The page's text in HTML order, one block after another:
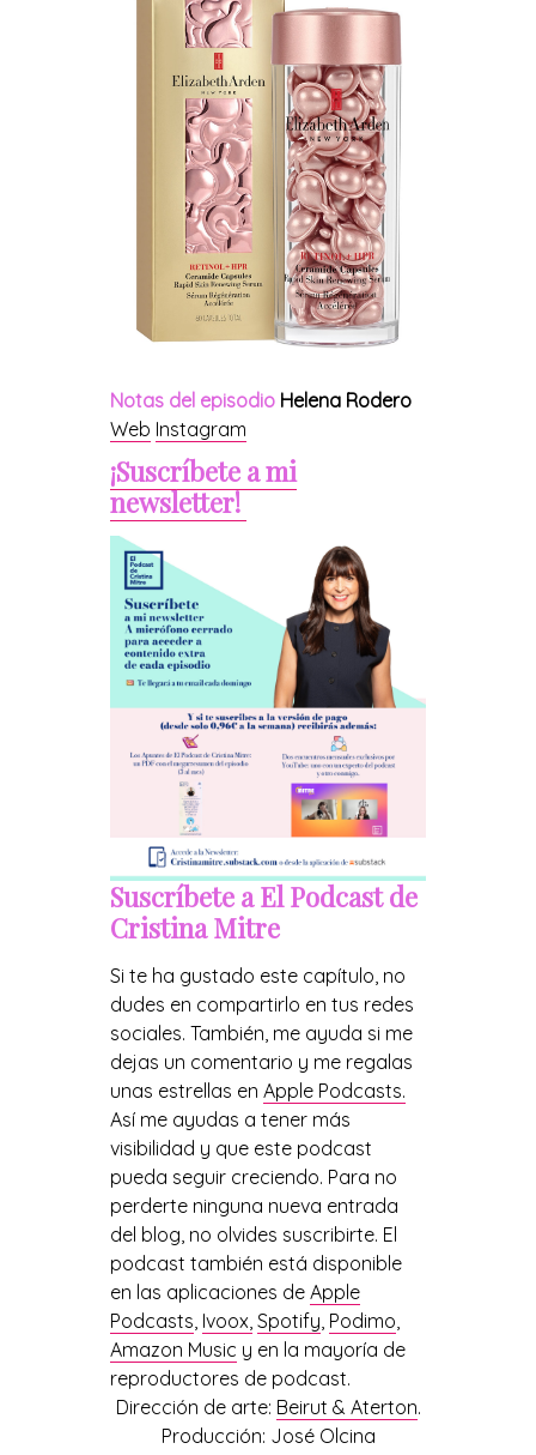
Notas del episodio Helena Rodero
Web Instagram
¡Suscríbete a mi
newsletter!
Suscríbete a El Podcast de
Cristina Mitre
Si te ha gustado este capítulo, no
dudes en compartirlo en tus redes
sociales. También, me ayuda si me
dejas un comentario y me regalas
unas estrellas en Apple Podcasts.
Así me ayudas a tener más
visibilidad y que este podcast
pueda seguir creciendo. Para no
perderte ninguna nueva entrada
del blog, no olvides suscribirte. El
podcast también está disponible
en las aplicaciones de Apple
Podcasts Ivoox, Spotify Podimo
Amazon Music y en la mayoría de
reproductores de podcast.
Dirección de arte: Beirut & Aterton.
Producción: José Olcina